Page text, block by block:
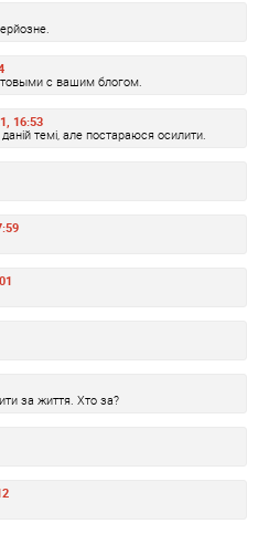
с вашим блогом.
16:53
темі, але постараюся осилити.
за життя. Хто за?